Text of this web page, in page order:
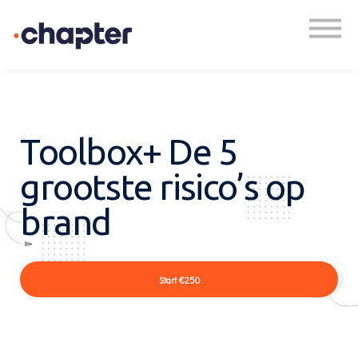
Toolbox+ De 5
grootste risico’s op
brand
Start €250